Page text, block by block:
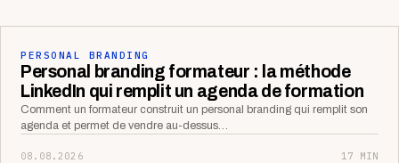
PERSONAL BRANDING
Personal branding formateur : la méthode
LinkedIn qui remplit un agenda de formation
Comment un formateur construit un personal branding qui remplit son
agenda et permet de vendre au-dessus…
08.08.2026 17 MIN